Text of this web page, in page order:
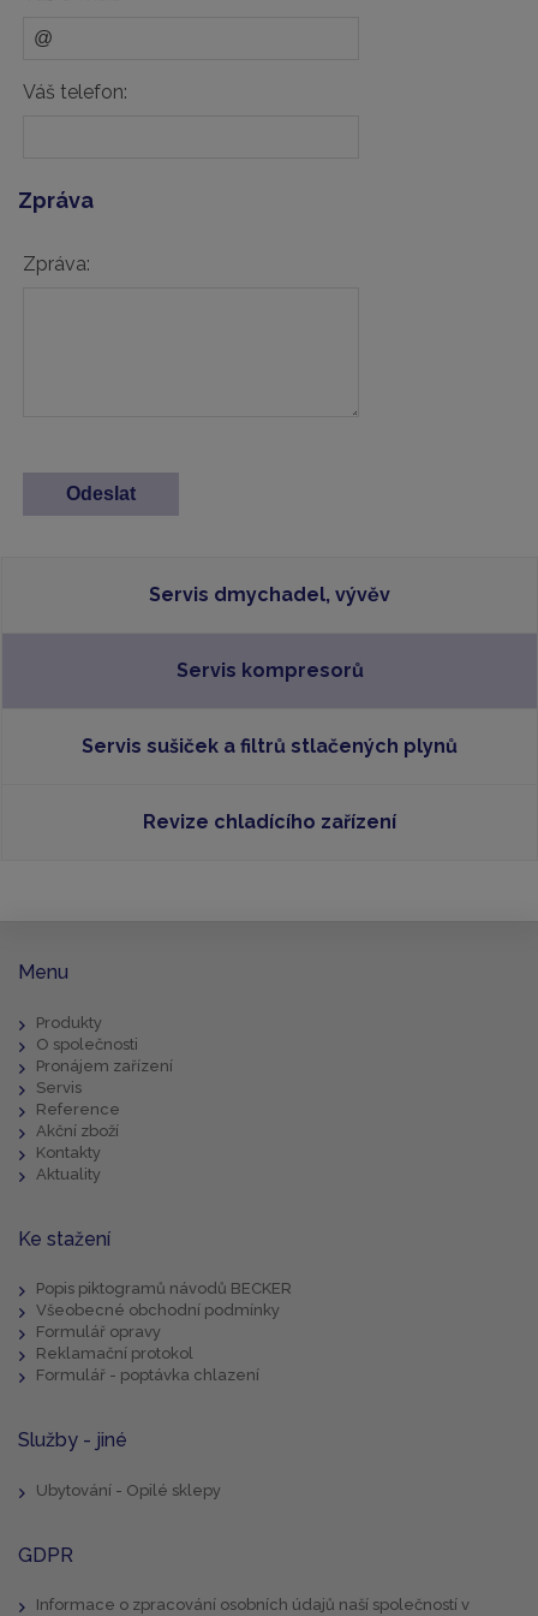
Váš telefon:
Zpráva
Zpráva:
Servis dmychadel, vývěv
Servis kompresorů
Servis sušiček a filtrů stlačených plynů
Revize chladícího zařízení
Menu
Produkty
O společnosti
Pronájem zařízení
Servis
Reference
Akční zboží
Kontakty
Aktuality
Ke stažení
Popis piktogramů návodů BECKER
Všeobecné obchodní podmínky
Formulář opravy
Reklamační protokol
Formulář - poptávka chlazení
Služby - jiné
Ubytování - Opilé sklepy
GDPR
Informace o zpracování osobních údajů naší společností v